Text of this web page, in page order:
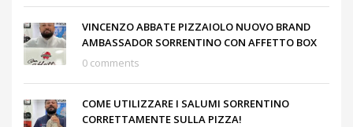
VINCENZO ABBATE PIZZAIOLO NUOVO BRAND
AMBASSADOR SORRENTINO CON AFFETTO BOX
0 comments
COME UTILIZZARE I SALUMI SORRENTINO
CORRETTAMENTE SULLA PIZZA!